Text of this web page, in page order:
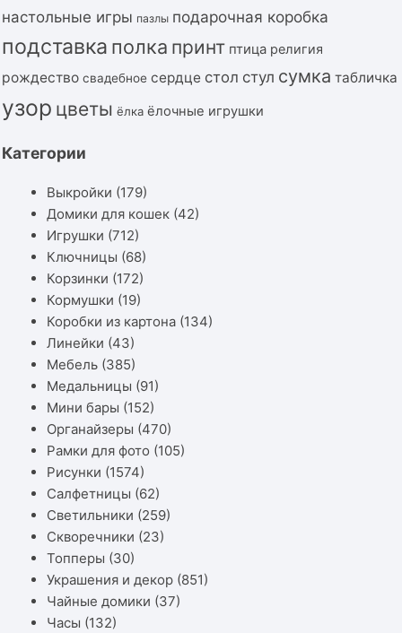
настольные игры пазлы подарочная коробка
подставка полка принт птица религия
рождество свадебное сердце стол стул сумка табличка
узор цветы ёлка ёлочные игрушки
Категории
Выкройки (179)
Домики для кошек (42)
Игрушки (712)
Ключницы (68)
Корзинки (172)
Кормушки (19)
Коробки из картона (134)
Линейки (43)
Мебель (385)
Медальницы (91)
Мини бары (152)
Органайзеры (470)
Рамки для фото (105)
Рисунки (1574)
Салфетницы (62)
Светильники (259)
Скворечники (23)
Топперы (30)
Украшения и декор (851)
Чайные домики (37)
Часы (132)